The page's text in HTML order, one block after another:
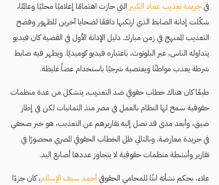
فيجريمة تعذيب عماد الكبير التي حازت اهتمامًا إعلاميًا محليًا وعالميًا،
شكّلت إدانة الضابط الذي ارتكبها دافعًا لضحايا آخرين للظهور وفضح
التعذيب الممنهج في زمن مبارك. دليل الإدانة الأول في القضية كان فيديو
يتداوله الناس، عبر البلوتوث، باعتباره فيديو كوميديًا. ويظهر فيه ضابط
شرطة يعذب مواطنًا ويغتصبه شرجيًا باستخدام عصاً غليظة.
طبعًا كان هناك خطاب حقوقي ضد التعذيب، يتشكل من عدة منظمات
حقوقية سمح لها النظام بالعمل في مصر منذ الثمانيات لكن في إطار
ضيق، وأبعد مدى قد تصل إليه تقاريرهم عن التعذيب، هو خبر صحفي
في جريدة معارضة. وبالتالي ظل الخطاب الحقوقي المصري محصورًا في
تقارير وأنشطة منظمات حقوقية لا يتجاوز عددها أصابع اليد.
علاء، بحكم نشأته ابنًا للمحامي الحقوقيأحمد سيف الإسلام، كان جزءًا